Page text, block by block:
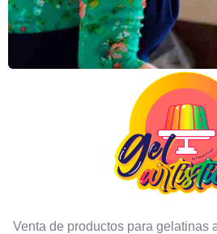
Venta de productos para gelatinas